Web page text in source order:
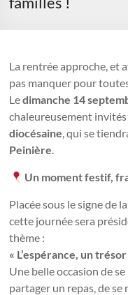
La rentrée approche, et
pas manquer pour
Ledimanche 14
chaleureusement
diocésaine, qui se
Peinière.
Un moment festif,
Placée sous le signe de
cette journée sera
thème :
« L’espérance, un
Une belle occasion de
partager un repas, de